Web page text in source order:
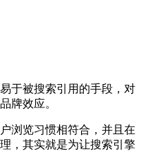
于被搜索引用的手段，对
牌效应。
浏览习惯相符合，并且在
，其实就是为让搜索引擎